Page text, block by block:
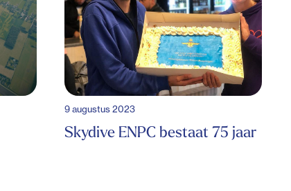
9 augustus 2023
Skydive ENPC bestaat 75 jaar